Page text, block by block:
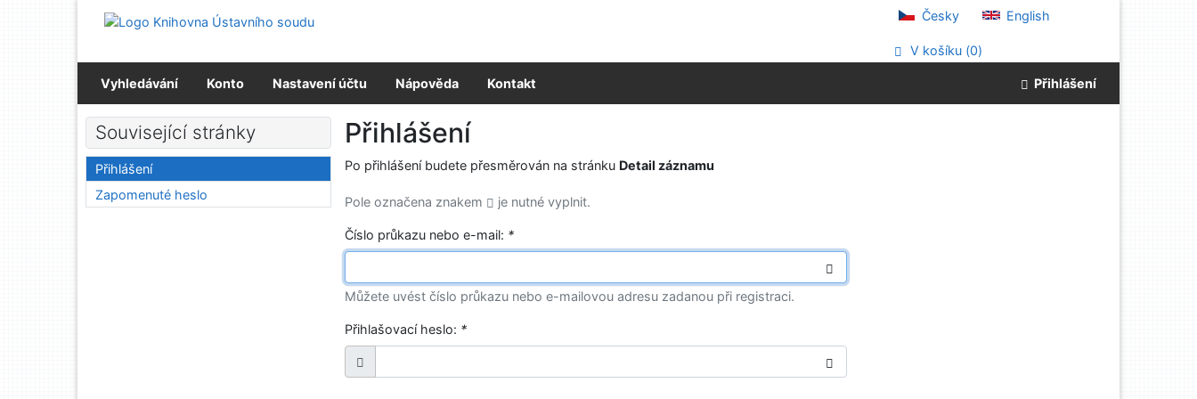
Přejít na menu
Česky English
V košíku (0)
Vyhledávání Konto Nastavení účtu Nápověda Kontakt Přihlášení
Přihlášení
Po přihlášení budete přesměrován na stránku Detail záznamu
Pole označena znakem je nutné vyplnit.
Číslo průkazu nebo e-mail: *
Můžete uvést číslo průkazu nebo e-mailovou adresu zadanou při registraci.
Přihlašovací heslo: *
Související stránky
Přihlášení
Zapomenuté heslo